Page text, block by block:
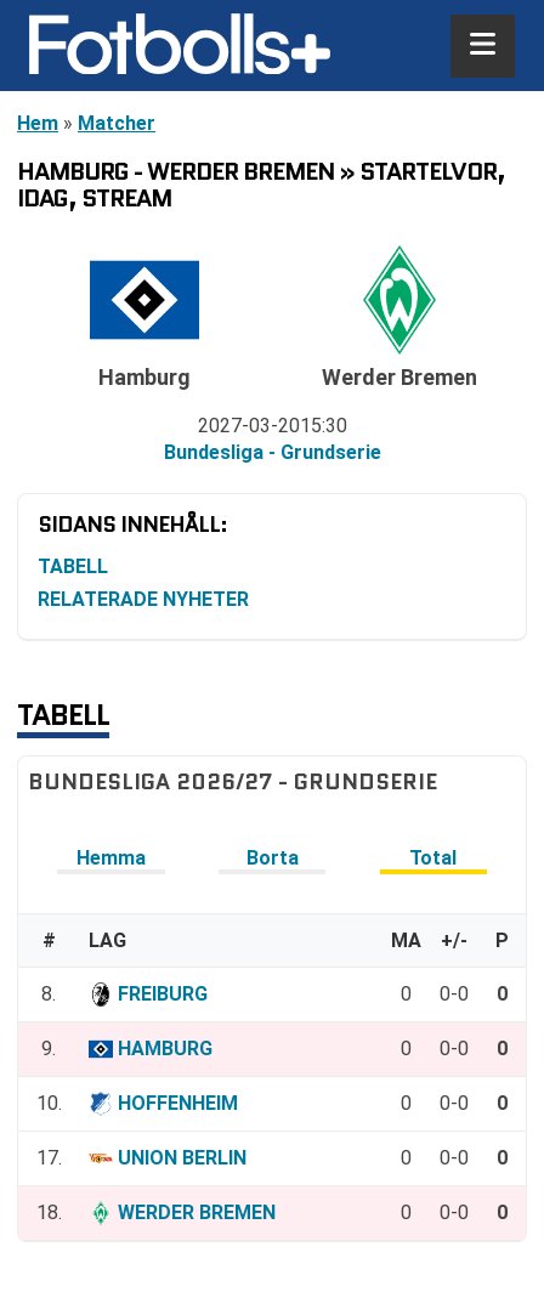
Hem » Matcher
HAMBURG - WERDER BREMEN » STARTELVOR,
IDAG, STREAM
Hamburg
2027-03-2015:30
Bundesliga - Grundserie
Werder Bremen
SIDANS INNEHÅLL:
TABELL
RELATERADE NYHETER
TABELL
BUNDESLIGA 2026/27 - GRUNDSERIE
Hemma Borta Total
# LAG MA +/- P
8. FREIBURG 0 0-0 0
9. HAMBURG 0 0-0 0
10. HOFFENHEIM 0 0-0 0
17. UNION BERLIN 0 0-0 0
18. WERDER BREMEN 0 0-0 0